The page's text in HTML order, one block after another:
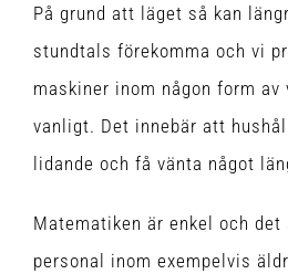
På grund att läget så kan
stundtals förekomma och vi
maskiner inom någon form av
vanligt. Det innebär att
lidande och få vänta något
Matematiken är enkel och
personal inom exempelvis